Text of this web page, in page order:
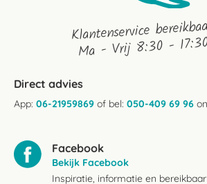
Klantenservice
Ma - Vrij 8:30 -
Direct advies
App: 06-21959869 of bel: 050-409 69 96
Facebook
Bekijk Facebook
Inspiratie, informatie en